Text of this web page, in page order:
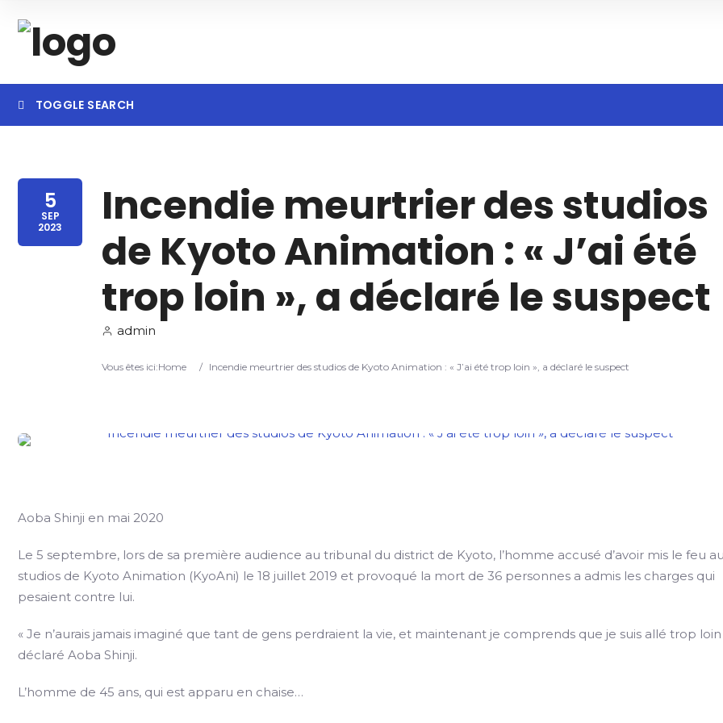
TOGGLE SEARCH
Category Search
5
SEP
2023
Incendie meurtrier des studios
de Kyoto Animation : « J’ai été
trop loin », a déclaré le suspect
admin
Vous êtes ici:Home / Incendie meurtrier des studios de Kyoto Animation : « J’ai été trop loin », a déclaré le suspect
Aoba Shinji en mai 2020
Le 5 septembre, lors de sa première audience au tribunal du district de Kyoto, l’homme accusé d’avoir mis le feu
studios de Kyoto Animation (KyoAni) le 18 juillet 2019 et provoqué la mort de 36 personnes a admis les charges qui
pesaient contre lui.
« Je n’aurais jamais imaginé que tant de gens perdraient la vie, et maintenant je comprends que je suis allé trop loin
déclaré Aoba Shinji.
L’homme de 45 ans, qui est apparu en chaise…